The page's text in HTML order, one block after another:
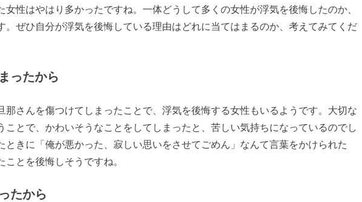
女性はやはり多かったですね。一体どうして多くの女性が浮気を後悔したのか、
。ぜひ自分が浮気を後悔している理由はどれに当てはまるのか、考えてみてくだ
ったから
那さんを傷つけてしまったことで、浮気を後悔する女性もいるようです。大切な
ことで、かわいそうなことをしてしまったと、苦しい気持ちになっているのでし
ときに「俺が悪かった、寂しい思いをさせてごめん」なんて言葉をかけられた
ことを後悔しそうですね。
たから